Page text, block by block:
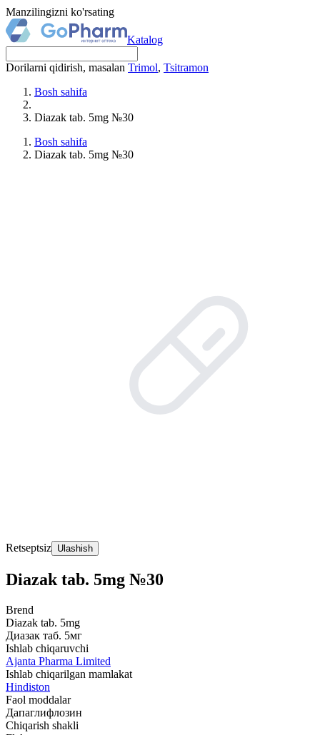
Manzilingizni ko'rsating
Katalog
Dorilarni qidirish, masalan Trimol, Tsitramon
Bosh sahifa
Diazak tab. 5mg №30
Bosh sahifa
Diazak tab. 5mg №30
Retseptsiz Ulashish
Diazak tab. 5mg №30
Brend
Diazak tab. 5mg
Диазак таб. 5мг
Ishlab chiqaruvchi
Ajanta Pharma Limited
Ishlab chiqarilgan mamlakat
Hindiston
Faol moddalar
Дапаглифлозин
Chiqarish shakli